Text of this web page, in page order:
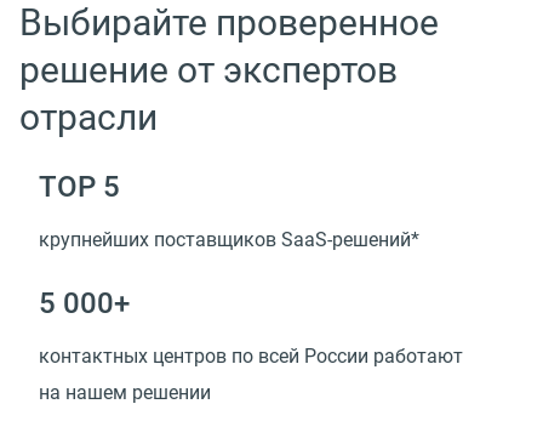
Выбирайте проверенное
решение от экспертов
отрасли
TOP 5
крупнейших поставщиков SaaS-решений*
5 000+
контактных центров по всей России работают
на нашем решении